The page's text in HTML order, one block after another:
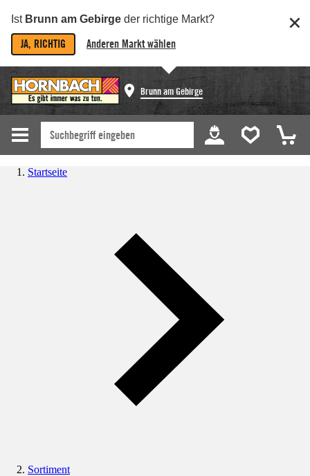
Ist Brunn am Gebirge der richtige Markt?
JA, RICHTIG Anderen Markt wählen
Brunn am Gebirge
Startseite
Sortiment